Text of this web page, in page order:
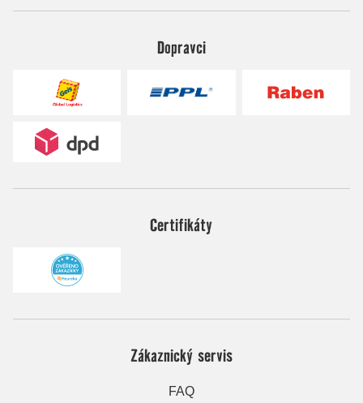
Dopravci
Certifikáty
Zákaznický servis
FAQ